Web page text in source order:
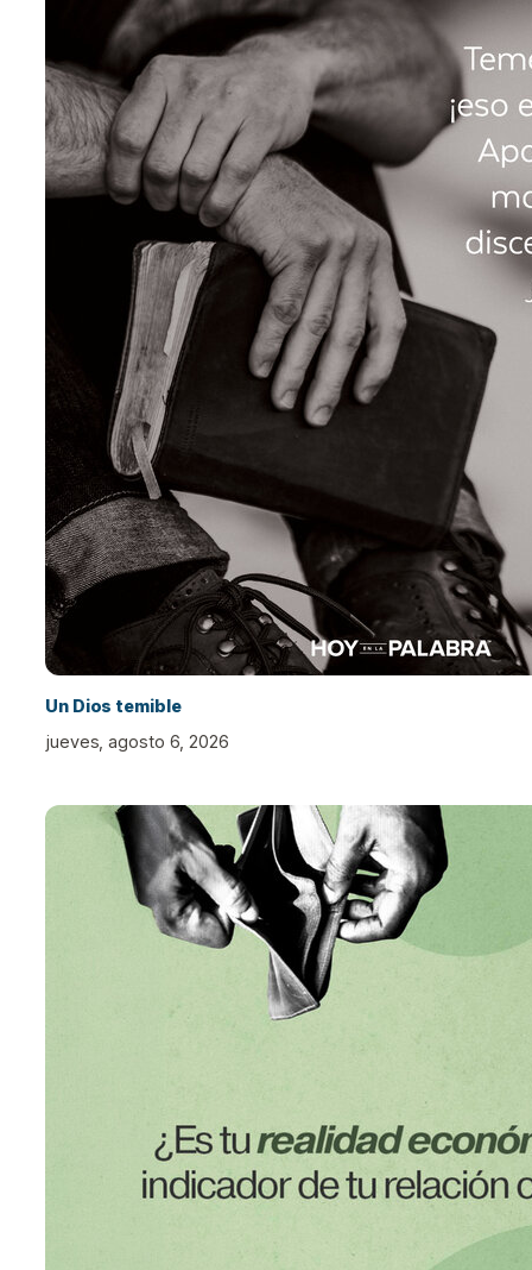
Un Dios temible
jueves, agosto 6, 2026